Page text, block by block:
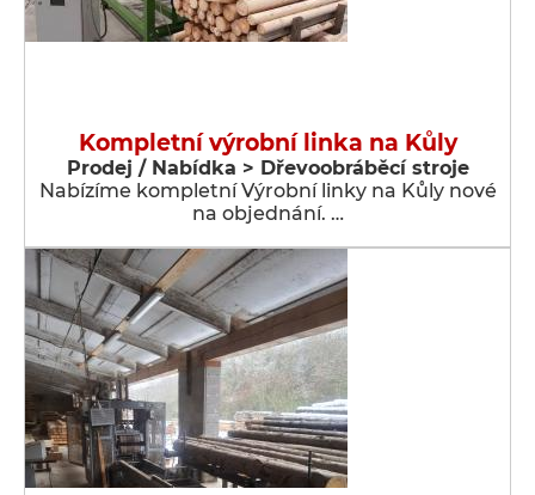
Kompletní výrobní linka na Kůly
Prodej / Nabídka > Dřevoobráběcí stroje
Nabízíme kompletní Výrobní linky na Kůly nové
na objednání. …